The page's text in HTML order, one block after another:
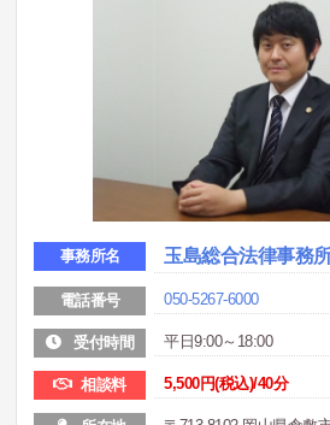
事務所名 玉島総合法律事務
電話番号 050-5267-6000
受付時間 平日9:00～18:00
相談料 5,500円(税込)/40分